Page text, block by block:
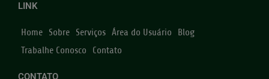
LINK
Home Sobre Serviços Área do Usuário
Blog
Trabalhe Conosco
Contato